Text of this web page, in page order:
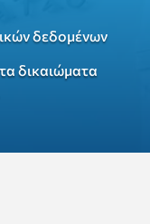
δεδομένων
δικαιώματα